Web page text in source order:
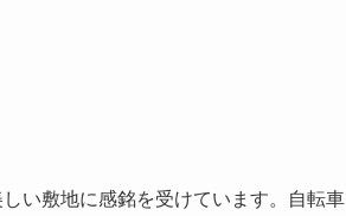
い敷地に感銘を受けています。自転